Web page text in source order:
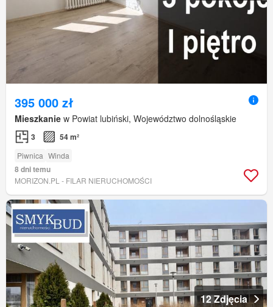
395 000 zł
Mieszkanie w Powiat lubiński, Województwo dolnośląskie
3 54 m²
Piwnica Winda
8 dni temu
MORIZON.PL - FILAR NIERUCHOMOŚCI
12 Zdjęcia